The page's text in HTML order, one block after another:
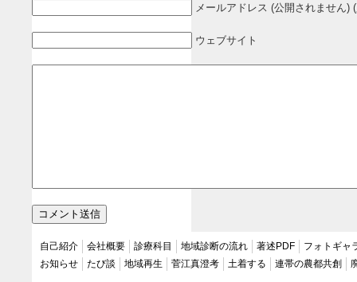
メールアドレス (公開されません)
ウェブサイト
自己紹介 会社概要 診療科目 地域診断の流れ 著述PDF
フォトギャ
お知らせ
たび談 地域再生 菅江真澄考 土着する 連帯の農都共創